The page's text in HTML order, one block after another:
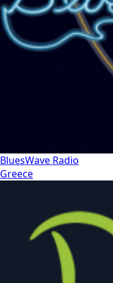
BluesWave Radio
Greece